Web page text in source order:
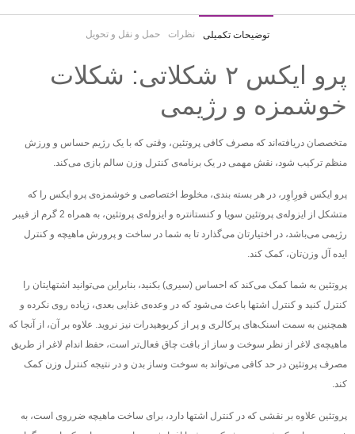
توضیحات تکمیلی نظرات حمل و نقل و تحویل
پرو ایکس ۲ شکلاتی: شکلات
خوشمزه و رژیمی
متخصصان دریافته‌اند که مصرف کافی پروتئین، وقتی که با یک رژیم حساس و ورزش
منظم ترکیب شود، نقش مهمی در یک برنامه‌ی کنترل وزن سالم بازی می‌کند.
پرو ایکس فورِاوِر، در هر بسته بندی، مخلوط اختصاصی و خوشمزه‌ی پرو ایکس را که
متشکل از ایزوله‌ی پروتئین سویا و کنستانتره و ایزوله‌ی پروتئین، به همراه 2 گرم از فیبر
رژیمی می‌باشد، در اختیارتان می‌گذارد تا به شما در ساخت و پرورش ماهیچه و کنترل
ایده‌ آل وزن‌تان، کمک کند.
پروتئین به شما کمک می‌کند که احساس (سیری) بکنید، بنابراین می‌توانید اشتهایتان را
کنترل کنید و کنترل اشتها باعث می‌شود که در وعده‌ی غذایی بعدی، زیاده روی نکرده و
همچنین به سمت اسنک‌های پرکالری و پر از کربوهیدرات نیز نروید. علاوه بر آن، از آنجا که
ماهیچه‌ی لاغر از نظر سوخت و ساز از بافت چاق فعال‌تر است، حفظ اندام لاغر از طریق
مصرف پروتئین در حد کافی می‌تواند به سوخت وساز بدن و در نتیجه کنترل وزن کمک
کند.
پروتئین علاوه بر نقشی که در کنترل اشتها دارد، برای ساخت ماهیچه ضرروی است، به